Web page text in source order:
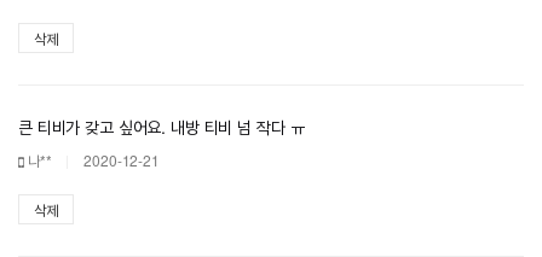
삭제
큰 티비가 갖고 싶어요. 내방 티비 넘 작다 ㅠ
나** 2020-12-21
삭제